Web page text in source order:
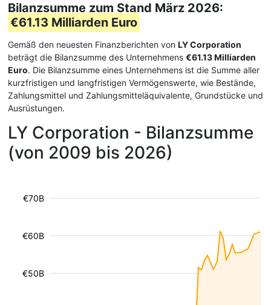
Bilanzsumme zum Stand März 2026:
€61.13 Milliarden Euro
Gemäß den neuesten Finanzberichten von LY Corporation
beträgt die Bilanzsumme des Unternehmens €61.13 Milliarden
Euro. Die Bilanzsumme eines Unternehmens ist die Summe aller
kurzfristigen und langfristigen Vermögenswerte, wie Bestände,
Zahlungsmittel und Zahlungsmitteläquivalente, Grundstücke und
Ausrüstungen.
LY Corporation - Bilanzsumme
(von 2009 bis 2026)
€50B
€60B
€70B